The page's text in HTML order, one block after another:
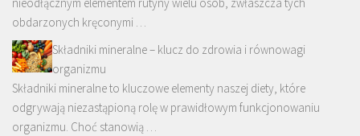
nieodłącznym elementem rutyny wielu osób, zwłaszcza tych
obdarzonych kręconymi …
Składniki mineralne – klucz do zdrowia i równowagi
organizmu
Składniki mineralne to kluczowe elementy naszej diety, które
odgrywają niezastąpioną rolę w prawidłowym funkcjonowaniu
organizmu. Choć stanowią …